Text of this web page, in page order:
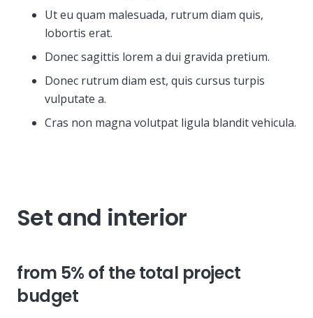
Ut eu quam malesuada, rutrum diam quis,
lobortis erat.
Donec sagittis lorem a dui gravida pretium.
Donec rutrum diam est, quis cursus turpis
vulputate a.
Cras non magna volutpat ligula blandit vehicula.
Set and interior
from 5% of the total project
budget